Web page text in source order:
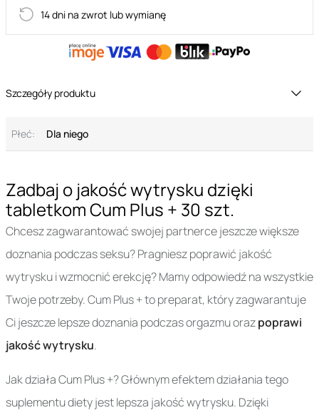
Zadbaj o jakość wytrysku dzięki
tabletkom Cum Plus + 30 szt.
Chcesz zagwarantować swojej partnerce jeszcze większe
doznania podczas seksu? Pragniesz poprawić jakość
wytrysku i wzmocnić erekcję? Mamy odpowiedź na wszystkie
Twoje potrzeby. Cum Plus + to preparat, który zagwarantuje
Ci jeszcze lepsze doznania podczas orgazmu orazpoprawi
jakość wytrysku.
Jak działa Cum Plus +? Głównym efektem działania tego
suplementu diety jest lepsza jakość wytrysku. Dzięki
14 dni na zwrot lub wymianę
Szczegóły produktu
Płeć: Dla niego